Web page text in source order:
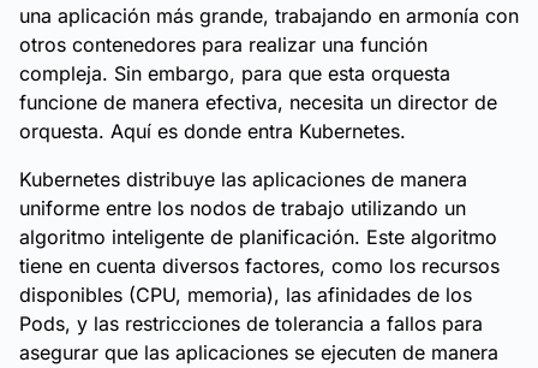
una aplicación más grande, trabajando en armonía con
otros contenedores para realizar una función
compleja. Sin embargo, para que esta orquesta
funcione de manera efectiva, necesita un director de
orquesta. Aquí es donde entra Kubernetes.
Kubernetes distribuye las aplicaciones de manera
uniforme entre los nodos de trabajo utilizando un
algoritmo inteligente de planificación. Este algoritmo
tiene en cuenta diversos factores, como los recursos
disponibles (CPU, memoria), las afinidades de los
Pods, y las restricciones de tolerancia a fallos para
asegurar que las aplicaciones se ejecuten de manera